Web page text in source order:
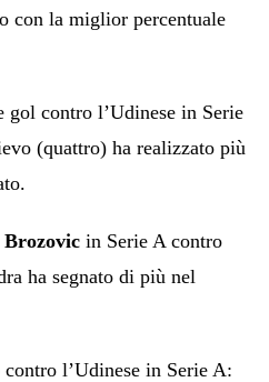
con la miglior percentuale
gol contro l’Udinese in Serie
(quattro) ha realizzato più
Brozovic in Serie A contro
ha segnato di più nel
contro l’Udinese in Serie A: